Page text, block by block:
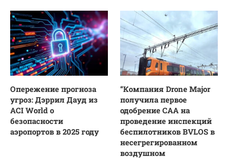
Опережение прогноза
угроз: Дэррил Дауд из
ACI World о
безопасности
аэропортов в 2025 году
“Компания Drone Major
получила первое
одобрение CAA на
проведение инспекций
беспилотников BVLOS в
несегрегированном
воздушном